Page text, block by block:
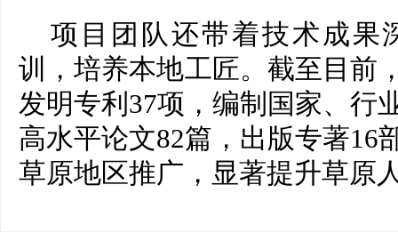
项目团队还带着技术成果
训，培养本地工匠。截至目前
发明专利37项，编制国家、行
高水平论文82篇，出版专著16
草原地区推广，显著提升草原